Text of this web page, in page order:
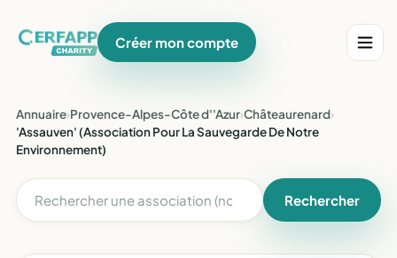
Créer mon compte
Annuaire›Provence-Alpes-Côte d''Azur›Châteaurenard›
'Assauven' (Association Pour La Sauvegarde De Notre
Environnement)
Rechercher